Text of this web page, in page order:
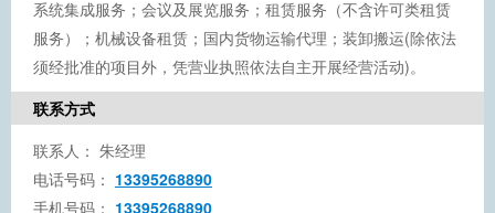
系统集成服务；会议及展览服务；租赁服务（不含许可类租赁
服务）；机械设备租赁；国内货物运输代理；装卸搬运(除依法
须经批准的项目外，凭营业执照依法自主开展经营活动)。
联系方式
联系人： 朱经理
电话号码： 13395268890
手机号码： 13395268890